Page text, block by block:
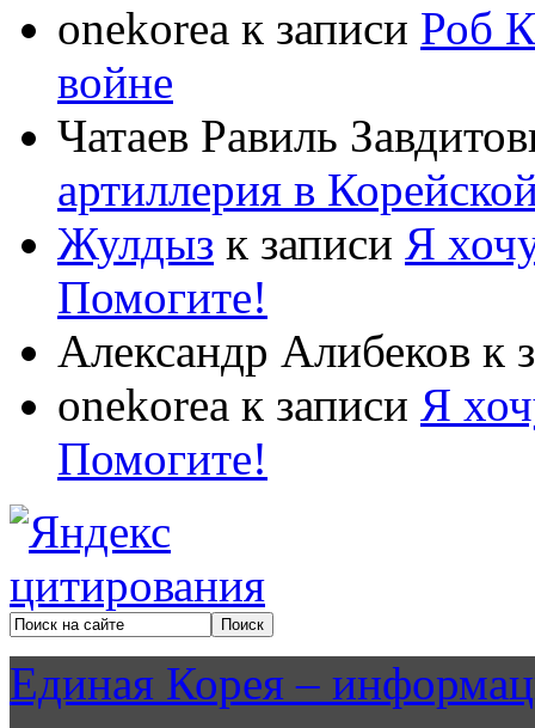
onekorea к записи Роб
войне
Чатаев Равиль
артиллерия в
Жулдыз к записи Я
Помогите!
Александр Алибеков к
onekorea к записи Я
Помогите!
Единая Корея –